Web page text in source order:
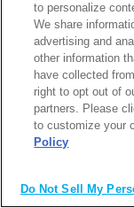
地域障害者職
専門的な職業
る支援機関で
職者雇用支援
に最低一つ設
など支店があ
成されたリハ
to personalize
We share
advertising and
other information
have collected
right to opt out of
partners. Please
to customize your
Policy
Do Not Sell My